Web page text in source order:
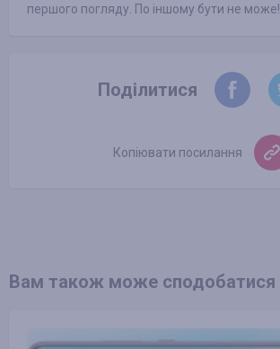
першого погляду. По іншому бути не може!
Поділитися
Копіювати посилання
Вам також може сподобатися